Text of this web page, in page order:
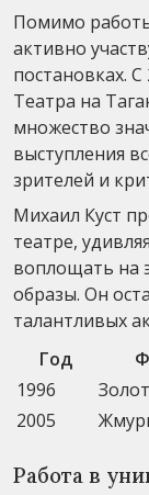
Помимо
активно
постановках.
Театра на
множество
выступления
зрителей и
Михаил Куст
театре,
воплощать на
образы. Он
талантливых
Год
1996
2005
Работа в